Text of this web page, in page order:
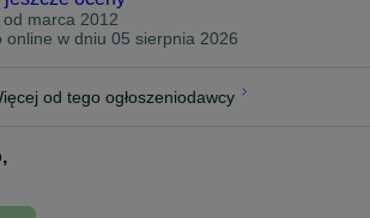
od marca 2012
online w dniu 05 sierpnia 2026
od tego ogłoszeniodawcy
,